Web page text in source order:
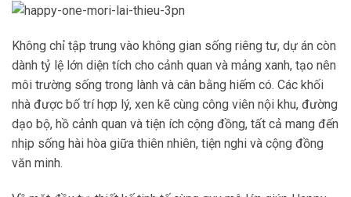
Không chỉ tập trung vào không gian sống riêng tư, dự án còn
dành tỷ lệ lớn diện tích cho cảnh quan và mảng xanh, tạo nên
môi trường sống trong lành và cân bằng hiếm có. Các khối
nhà được bố trí hợp lý, xen kẽ cùng công viên nội khu, đường
dạo bộ, hồ cảnh quan và tiện ích cộng đồng, tất cả mang đến
nhịp sống hài hòa giữa thiên nhiên, tiện nghi và cộng đồng
văn minh.